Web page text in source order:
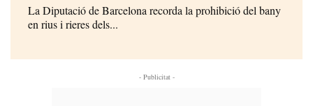
La Diputació de Barcelona recorda la prohibició del bany
en rius i rieres dels...
- Publicitat -